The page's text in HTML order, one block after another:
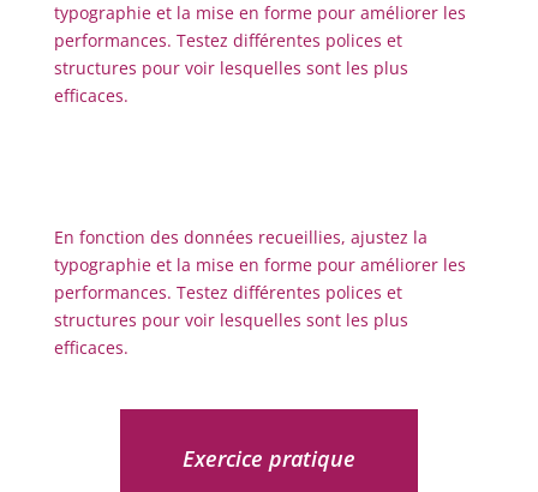
typographie et la mise en forme pour améliorer les
performances. Testez différentes polices et
structures pour voir lesquelles sont les plus
efficaces.
En fonction des données recueillies, ajustez la
typographie et la mise en forme pour améliorer les
performances. Testez différentes polices et
structures pour voir lesquelles sont les plus
efficaces.
Exercice pratique